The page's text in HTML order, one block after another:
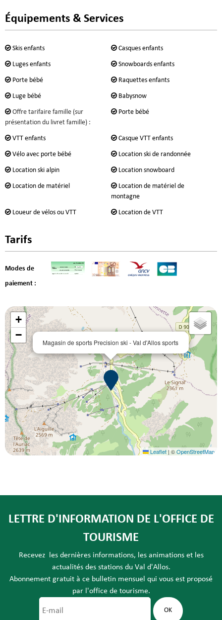
Équipements & Services
Skis enfants Casques enfants
Luges enfants Snowboards enfants
Porte bébé Raquettes enfants
Luge bébé Babysnow
Offre tarifaire famille (sur
présentation du livret famille) :
Porte bébé
VTT enfants Casque VTT enfants
Vélo avec porte bébé Location ski de randonnée
Location ski alpin Location snowboard
Location de matériel
Location de matériel de
montagne
Loueur de vélos ou VTT Location de VTT
Tarifs
Modes de
paiement :
Magasin de sports Precision ski - Val d'Allos sports
+
−
Leaflet | ©OpenStreetMap
LETTRE D'INFORMATION DE L'OFFICE DE
TOURISME
Recevez les dernières informations, les animations et les
actualités des stations du Val d'Allos.
Abonnement gratuit à ce bulletin mensuel qui vous est proposé
par l'office de tourisme.